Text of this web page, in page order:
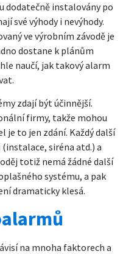
dodatečně instalovány po
své výhody i nevýhody.
ve výrobním závodě je
dostane k plánům
naučí, jak takový alarm
zdají být účinnější.
firmy, takže mohou
to jen zdání. Každý další
siréna atd.) a
totiž nemá žádné další
systému, a pak
dramaticky klesá.
na mnoha faktorech a